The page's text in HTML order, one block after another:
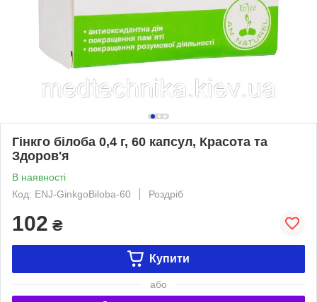
Гінкго білоба 0,4 г, 60 капсул, Красота та
Здоров'я
В наявності
Код: ENJ-GinkgoBiloba-60
Роздріб
102 ₴
Купити
або